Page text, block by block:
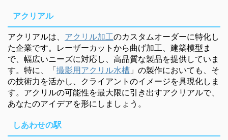
アクリアル
アクリアルは、 アクリル加工のカスタムオーダーに特化し
た企業です。レーザーカットから曲げ加工、建築模型ま
で、幅広いニーズに対応し、高品質な製品を提供していま
す。特に、「撮影用アクリル水槽 」の製作においても、そ
の技術力を活かし、クライアントのイメージを具現化しま
す。アクリルの可能性を最大限に引き出すアクリアルで、
あなたのアイデアを形にしましょう。
しあわせの駅